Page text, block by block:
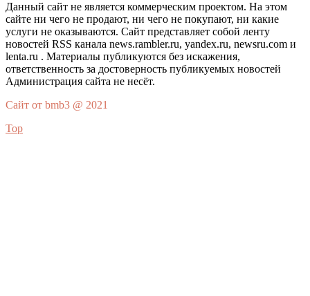
Данный сайт не является коммерческим проектом. На этом
сайте ни чего не продают, ни чего не покупают, ни какие
услуги не оказываются. Сайт представляет собой ленту
новостей RSS канала news.rambler.ru, yandex.ru, newsru.com и
lenta.ru . Материалы публикуются без искажения,
ответственность за достоверность публикуемых новостей
Администрация сайта не несёт.
Сайт от bmb3 @ 2021
Top